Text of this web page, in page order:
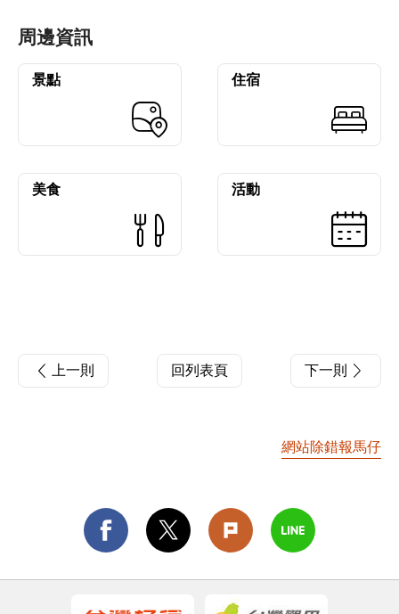
周邊資訊
景點 住宿
美食 活動
上一則 回列表頁 下一則
網站除錯報馬仔